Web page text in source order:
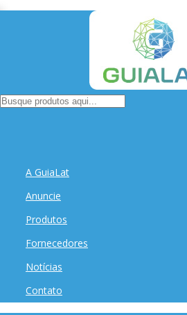
A GuiaLat
Anuncie
Produtos
Fornecedores
Notícias
Contato